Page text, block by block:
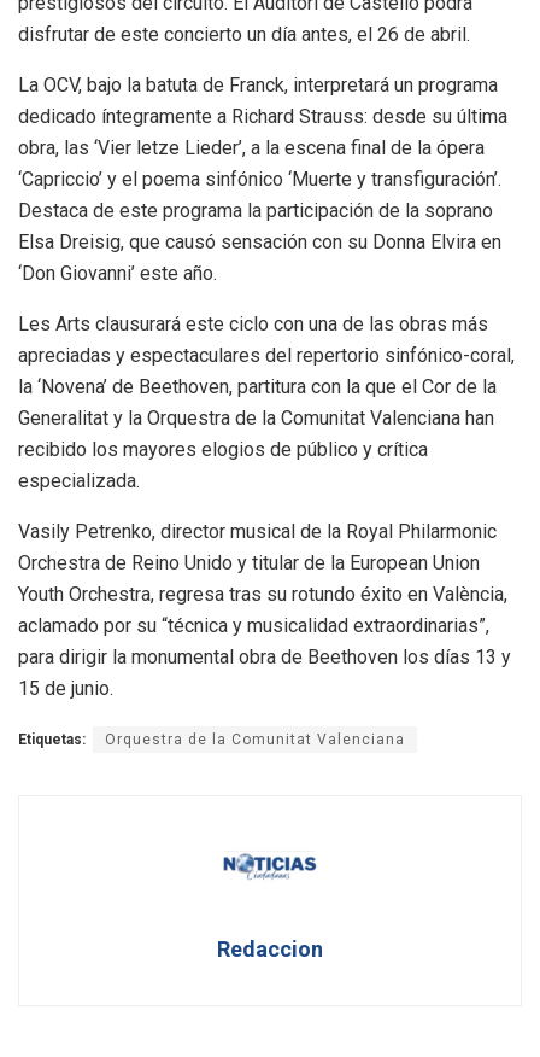
disfrutar de este concierto un día antes, el 26 de abril.
La OCV, bajo la batuta de Franck, interpretará un programa
dedicado íntegramente a Richard Strauss: desde su última
obra, las ‘Vier letze Lieder’, a la escena final de la ópera
‘Capriccio’ y el poema sinfónico ‘Muerte y transfiguración’.
Destaca de este programa la participación de la soprano
Elsa Dreisig, que causó sensación con su Donna Elvira en
‘Don Giovanni’ este año.
Les Arts clausurará este ciclo con una de las obras más
apreciadas y espectaculares del repertorio sinfónico-coral,
la ‘Novena’ de Beethoven, partitura con la que el Cor de la
Generalitat y la Orquestra de la Comunitat Valenciana han
recibido los mayores elogios de público y crítica
especializada.
Vasily Petrenko, director musical de la Royal Philarmonic
Orchestra de Reino Unido y titular de la European Union
Youth Orchestra, regresa tras su rotundo éxito en València,
aclamado por su “técnica y musicalidad extraordinarias”,
para dirigir la monumental obra de Beethoven los días 13 y
15 de junio.
Etiquetas: Orquestra de la Comunitat Valenciana
Redaccion